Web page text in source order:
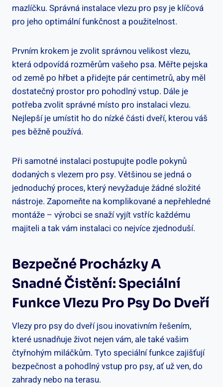
mazlíčku. Správná instalace vlezu pro psy je klíčová
pro jeho optimální funkčnost a použitelnost.
Prvním krokem je zvolit správnou velikost vlezu,
která odpovídá rozměrům vašeho psa. Měřte pejska
od země po hřbet a přidejte pár centimetrů, aby měl
dostatečný prostor pro pohodlný vstup. Dále je
potřeba zvolit správné místo pro instalaci vlezu.
Nejlepší je umístit ho do nízké části dveří, kterou váš
pes běžně používá.
Při samotné instalaci postupujte podle pokynů
dodaných s vlezem pro psy. Většinou se jedná o
jednoduchý proces, který nevyžaduje žádné složité
nástroje. Zapomeňte na komplikované a nepřehledné
montáže – výrobci se snaží vyjít vstříc každému
majiteli a tak vám instalaci co nejvíce zjednoduší.
Bezpečné Procházky A
Snadné Čistění: Speciální
Funkce Vlezu Pro Psy Do Dveří
Vlezy pro psy do dveří jsou inovativním řešením,
které usnadňuje život nejen vám, ale také vašim
čtyřnohým miláčkům. Tyto speciální funkce zajišťují
bezpečnost a pohodlný vstup pro psy, ať už ven, do
zahrady nebo na terasu.